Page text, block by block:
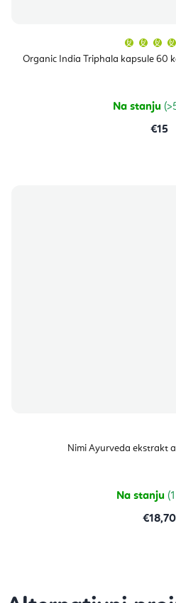
Organic India Triphala kapsule 60
Na stanju
€15
Nimi Ayurveda ekstrakt
Na stanju
€18,70